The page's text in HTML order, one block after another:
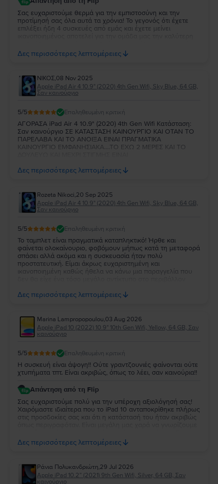
Σας ευχαριστούμε θερμά για την εμπιστοσύνη και την
προτίμησή σας όλα αυτά τα χρόνια! Το γεγονός ότι έχετε
επιλέξει ήδη 4 συσκευές από εμάς και έχετε μείνει
ανταποκρίθηκαν στις προσδοκίες σας. Σας ευχαριστούμε για
τη στήριξή σας και θα χαρούμε να σας εξυπηρετήσουμε
Δες περισσότερες λεπτομέρειες
ΝΙΚΟΣ,08 Nov 2025
Apple iPad Air 4 10.9" (2020) 4th Gen Wifi, Sky Blue, 64 GB,
Σαν καινούργιο
5/5 Επαληθευμένη κριτική
ΑΓΟΡΑΣΑ iPad Air 4 10.9" (2020) 4th Gen Wifi Κατάσταση:
Σαν καινούργιο ΣΕ ΚΑΤΑΣΤΑΣΗ ΚΑΙΝΟΥΡΓΙΟ ΚΑΙ ΟΤΑΝ ΤΟ
ΠΑΡΕΛΑΒΑ ΚΑΙ ΤΟ ΑΝΟΙΞΑ ΕΙΝΑΙ ΠΡΑΓΜΑΤΙΚΑ
ΚΑΙΝΟΥΡΓΙΟ ΕΜΦΑΝΗΣΙΑΚΑ....ΤΟ ΕΧΩ 2 ΜΕΡΕΣ ΚΑΙ ΤΟ
ΟΚ ΚΑΙ ΣΤΗΝ ΣΥΝΕΧΕΙΑ.. 💯💯💯💯💯💯
Δες περισσότερες λεπτομέρειες
Rozeta Nikoci,20 Sep 2025
Apple iPad Air 4 10.9" (2020) 4th Gen Wifi, Sky Blue, 64 GB,
Σαν καινούργιο
5/5 Επαληθευμένη κριτική
Το ταμπλετ είναι πραγματικά καταπληκτικό! Ήρθε και
φαίνεται ολοκαίνουριο, φοβόμουν μήπως κατά τη μεταφορά
σπάσει αλλά ακόμα και η συσκευασία ήταν πολύ
προστατευτική. Είμαι άκρως ευχαριστημένη και
ικανοποιημένη καθώς ήθελα να κάνω μια παραγγελία που
και την Flip, κάτι που ανυπομονώ να ξανακάνω!!
Δες περισσότερες λεπτομέρειες
Marina Lampropopoulou,03 Aug 2026
Apple iPad 10 (2022) 10.9" 10th Gen Wifi, Yellow, 64 GB, Σαν
καινούργιο
5/5 Επαληθευμένη κριτική
Η συσκευή είναι άψογη!! Ούτε γραντζουνιές φαίνονται ούτε
χτυπήματα τπτ. Είναι ακριβώς, όπως το λέει, σαν καινούρια!!
Απάντηση από τη Flip
Σας ευχαριστούμε πολύ για την υπέροχη αξιολόγησή σας!
Χαιρόμαστε ιδιαίτερα που το iPad 10 ανταποκρίθηκε πλήρως
στις προσδοκίες σας και ότι η κατάστασή του ήταν ακριβώς
ευχαριστούμε για την εμπιστοσύνη σας και ευχόμαστε να
χαρείτε τη νέα σας συσκευή!
Δες περισσότερες λεπτομέρειες
Ράνια Πολυκανδριώτη,29 Jul 2026
Apple iPad 10.2” (2021) 9th Gen Wifi, Silver, 64 GB, Σαν
καινούργιο